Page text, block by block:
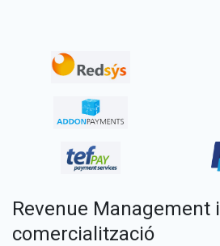
Revenue Management i
comercialització